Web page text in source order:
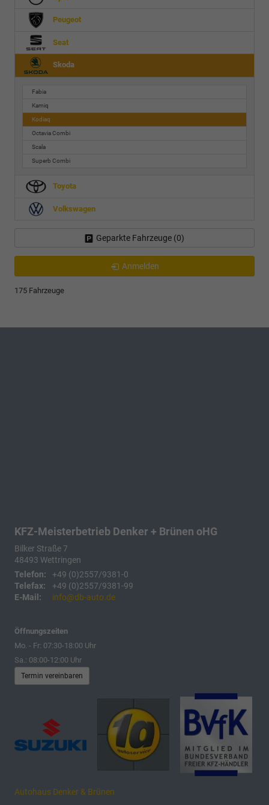
Peugeot
Seat
Skoda
Fabia
Kamiq
Kodiaq
Octavia Combi
Scala
Superb Combi
Toyota
Volkswagen
Geparkte Fahrzeuge (0)
Anmelden
175 Fahrzeuge
KFZ-Meisterbetrieb Denker + Brünen oHG
Bilker Straße 7
48493 Wettringen
Telefon:
+49 (0)2557/9381-0
Telefax:
+49 (0)2557/9381-99
E-Mail:
info@db-auto.de
Öffnungszeiten
Mo. - Fr: 07:30-18:00 Uhr
Sa.: 08:00-12:00 Uhr
Termin vereinbaren
Autohaus Denker & Brünen